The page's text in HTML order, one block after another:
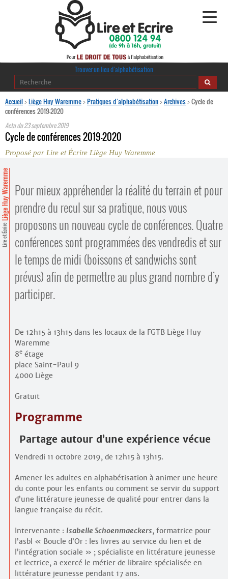
Alphabétisation
·
Comprendre et parler
Bienvenue en Belgique
Contacts
Trouver un lieu d’alphabétisation
Trouver un lieu d’alphabétisation
Accueil>Liège Huy Waremme>Pratiques d’alphabétisation>Archives>Cycle de
conférences 2019-2020
Actu du23 septembre 2019
Cycle de conférences 2019-2020
Proposé par Lire et Écrire Liège Huy Waremme
Lire et Écrire
Liège Huy Waremme Pour mieux appréhender la réalité du terrain et pour
prendre du recul sur sa pratique, nous vous
proposons un nouveau cycle de conférences. Quatre
conférences sont programmées des vendredis et sur
le temps de midi (boissons et sandwichs sont
prévus) afin de permettre au plus grand nombre d’y
participer.
De 12h15 à 13h15 dans les locaux de la FGTB Liège Huy
Waremme
8eétage
place Saint-Paul 9
4000 Liège
Gratuit
Programme
Partage autour d’une expérience vécue
Vendredi 11 octobre 2019, de 12h15 à 13h15.
Amener les adultes en alphabétisation à animer une heure
du conte pour les enfants ou comment se servir du support
d’une littérature jeunesse de qualité pour entrer dans la
langue française du récit.
Intervenante : Isabelle Schoenmaeckers, formatrice pour
l’asbl « Boucle d’Or : les livres au service du lien et de
l’intégration sociale » ; spécialiste en littérature jeunesse
et lectrice, a exercé le métier de libraire spécialisée en
littérature jeunesse pendant 17 ans.